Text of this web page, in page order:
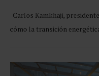
Carlos Kamkhaji,
cómo la transición